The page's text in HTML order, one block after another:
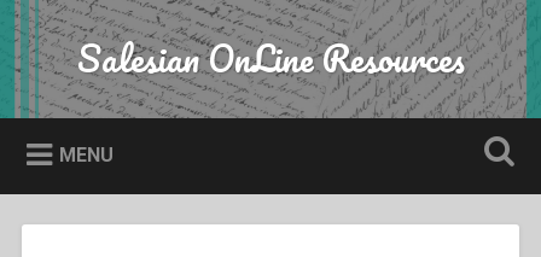
Skip
to
content
Search Salesian OnLine Resources
MENU